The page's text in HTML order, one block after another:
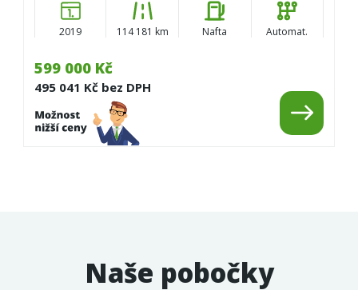
599 000 Kč
495 041 Kč bez DPH
2019 114 181 km Nafta Automat.
Naše pobočky